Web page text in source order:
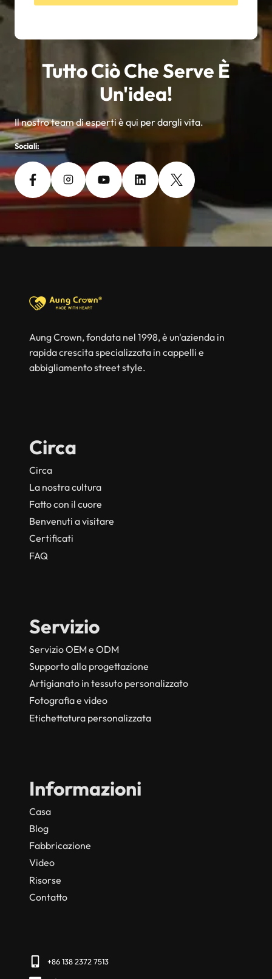
Tutto Ciò Che Serve È
Un'idea!
Il nostro team di esperti è qui per dargli vita.
Sociali:
Aung Crown, fondata nel 1998, è un'azienda in
rapida crescita specializzata in cappelli e
abbigliamento street style.
Circa
Circa
La nostra cultura
Fatto con il cuore
Benvenuti a visitare
Certificati
FAQ
Servizio
Servizio OEM e ODM
Supporto alla progettazione
Artigianato in tessuto personalizzato
Fotografia e video
Etichettatura personalizzata
Informazioni
Casa
Blog
Fabbricazione
Video
Risorse
Contatto
+86 138 2372 7513